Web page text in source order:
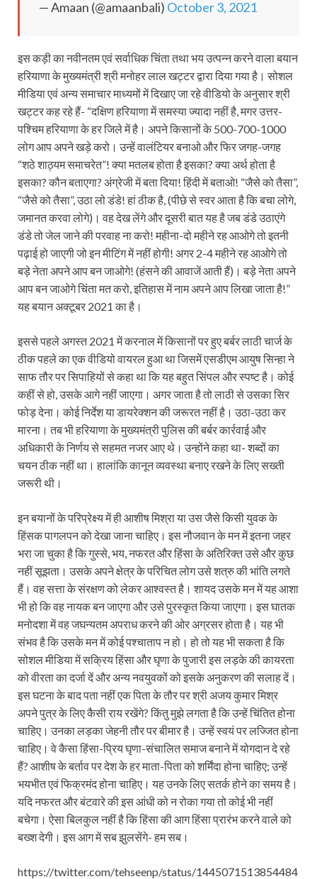
— Amaan (@amaanbali) October 3, 2021
इस कड़ी का नवीनतम एवं सर्वाधिक चिंता तथा भय उत्पन्न करने वाला बयान
हरियाणा के मुख्यमंत्री श्री मनोहर लाल खट्टर द्वारा दिया गया है। सोशल
मीडिया एवं अन्य समाचार माध्यमों में दिखाए जा रहे वीडियो के अनुसार श्री
खट्टर कह रहे हैं- “दक्षिण हरियाणा में समस्या ज्यादा नहीं है, मगर उत्तर-
पश्चिम हरियाणा के हर जिले में है। अपने किसानों के 500-700-1000
लोग आप अपने खड़े करो। उन्हें वालंटियर बनाओ और फिर जगह-जगह
“शठे शाठ्यम समाचरेत”! क्या मतलब होता है इसका? क्या अर्थ होता है
इसका? कौन बताएगा? अंग्रेजी में बता दिया! हिंदी में बताओ! “जैसे को तैसा”,
“जैसे को तैसा”, उठा लो डंडे! हां ठीक है, (पीछे से स्वर आता है कि बचा लोगे,
जमानत करवा लोगे)। वह देख लेंगे और दूसरी बात यह है जब डंडे उठाएंगे
डंडे तो जेल जाने की परवाह ना करो! महीना-दो महीने रह आओगे तो इतनी
पढ़ाई हो जाएगी जो इन मीटिंग में नहीं होगी! अगर 2-4 महीने रह आओगे तो
बड़े नेता अपने आप बन जाओगे! (हंसने की आवाजें आती हैं)। बड़े नेता अपने
आप बन जाओगे चिंता मत करो, इतिहास में नाम अपने आप लिखा जाता है!”
यह बयान अक्टूबर 2021 का है।
इससे पहले अगस्त 2021 में करनाल में किसानों पर हुए बर्बर लाठी चार्ज के
ठीक पहले का एक वीडियो वायरल हुआ था जिसमें एसडीएम आयुष सिन्हा ने
साफ तौर पर सिपाहियों से कहा था कि यह बहुत सिंपल और स्पष्ट है। कोई
कहीं से हो, उसके आगे नहीं जाएगा। अगर जाता है तो लाठी से उसका सिर
फोड़ देना। कोई निर्देश या डायरेक्शन की जरूरत नहीं है। उठा-उठा कर
मारना। तब भी हरियाणा के मुख्यमंत्री पुलिस की बर्बर कार्रवाई और
अधिकारी के निर्णय से सहमत नजर आए थे। उन्होंने कहा था- शब्दों का
चयन ठीक नहीं था। हालांकि कानून व्यवस्था बनाए रखने के लिए सख्ती
जरूरी थी।
इन बयानों के परिप्रेक्ष्य में ही आशीष मिश्रा या उस जैसे किसी युवक के
हिंसक पागलपन को देखा जाना चाहिए। इस नौजवान के मन में इतना जहर
भरा जा चुका है कि गुस्से, भय, नफरत और हिंसा के अतिरिक्त उसे और कुछ
नहीं सूझता। उसके अपने क्षेत्र के परिचित लोग उसे शत्रु की भांति लगते
हैं। वह सत्ता के संरक्षण को लेकर आश्वस्त है। शायद उसके मन में यह आशा
भी हो कि वह नायक बन जाएगा और उसे पुरस्कृत किया जाएगा। इस घातक
मनोदशा में वह जघन्यतम अपराध करने की ओर अग्रसर होता है। यह भी
संभव है कि उसके मन में कोई पश्चाताप न हो। हो तो यह भी सकता है कि
सोशल मीडिया में सक्रिय हिंसा और घृणा के पुजारी इस लड़के की कायरता
को वीरता का दर्जा दें और अन्य नवयुवकों को इसके अनुकरण की सलाह दें।
इस घटना के बाद पता नहीं एक पिता के तौर पर श्री अजय कुमार मिश्र
अपने पुत्र के लिए कैसी राय रखेंगे? किंतु मुझे लगता है कि उन्हें चिंतित होना
चाहिए। उनका लड़का जेहनी तौर पर बीमार है। उन्हें स्वयं पर लज्जित होना
चाहिए। वे कैसा हिंसा-प्रिय घृणा-संचालित समाज बनाने में योगदान दे रहे
हैं? आशीष के बर्ताव पर देश के हर माता-पिता को शर्मिंदा होना चाहिए; उन्हें
भयभीत एवं फिक्रमंद होना चाहिए। यह उनके लिए सतर्क होने का समय है।
यदि नफरत और बंटवारे की इस आंधी को न रोका गया तो कोई भी नहीं
बचेगा। ऐसा बिलकुल नहीं है कि हिंसा की आग हिंसा प्रारंभ करने वाले को
बख्श देगी। इस आग में सब झुलसेंगे- हम सब।
https://twitter.com/tehseenp/status/1445071513854484